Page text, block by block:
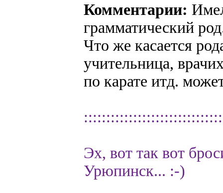
Комментарии:
грамматический
Что же касается
учительница,
по карате итд.
Эх, вот так вот
Урюпинск... :-)